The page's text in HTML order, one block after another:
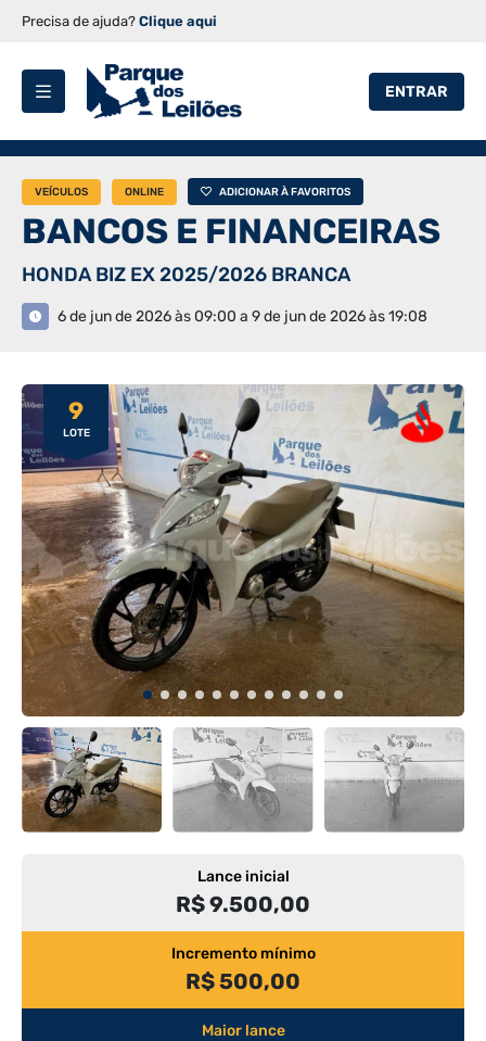
Precisa de ajuda? Clique aqui
ENTRAR
VEÍCULOS ONLINE ADICIONAR À FAVORITOS
BANCOS E FINANCEIRAS
HONDA BIZ EX 2025/2026 BRANCA
6 de jun de 2026 às 09:00 a 9 de jun de 2026 às 19:08
9
LOTE
Lance inicial
R$ 9.500,00
Incremento mínimo
R$ 500,00
Maior lance